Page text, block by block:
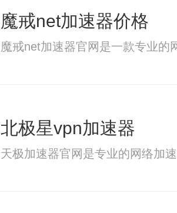
魔戒net加速器价格
魔戒net加速器官网是一款专业的
北极星vpn加速器
天极加速器官网是专业的网络加